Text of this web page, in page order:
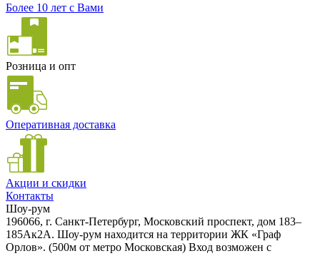
Более 10 лет с Вами
Розница и опт
Оперативная доставка
Акции и скидки
Контакты
Шоу-рум
196066, г. Санкт-Петербург, Московский проспект, дом 183–
185Ак2А. Шоу-рум находится на территории ЖК «Граф
Орлов». (500м от метро Московская) Вход возможен с